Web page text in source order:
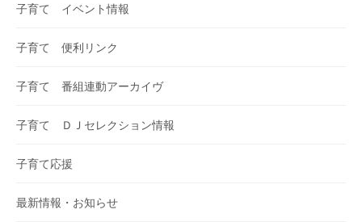
子育て イベント情報
子育て 便利リンク
子育て 番組連動アーカイヴ
子育て ＤＪセレクション情報
子育て応援
最新情報・お知らせ